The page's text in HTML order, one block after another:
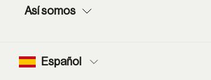
Así somos
Español